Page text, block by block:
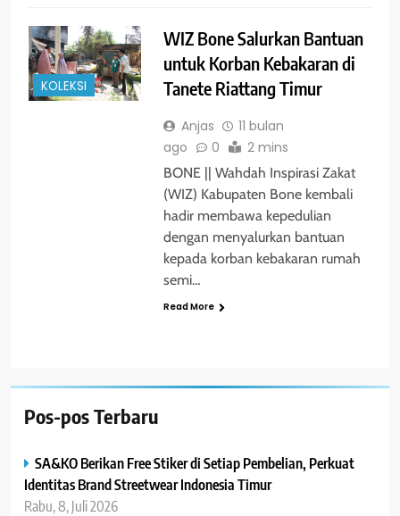
KOLEKSI
WIZ Bone Salurkan Bantuan
untuk Korban Kebakaran di
Tanete Riattang Timur
Anjas
11 bulan
ago
0 2 mins
BONE || Wahdah Inspirasi Zakat
(WIZ) Kabupaten Bone kembali
hadir membawa kepedulian
dengan menyalurkan bantuan
kepada korban kebakaran rumah
semi…
Read More
Pos-pos Terbaru
SA&KO Berikan Free Stiker di Setiap Pembelian, Perkuat
Identitas Brand Streetwear Indonesia Timur
Rabu, 8, Juli 2026